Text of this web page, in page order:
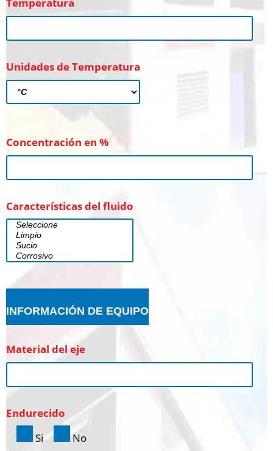
Unidades de Temperatura
Concentración en %
Características del fluido
INFORMACIÓN DE EQUIPO
Material del eje
Endurecido
Si
No